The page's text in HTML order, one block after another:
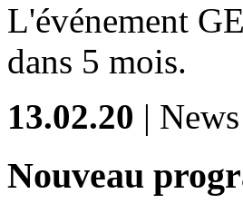
L'événement
dans 5 mois.
13.02.20 | News
Nouveau